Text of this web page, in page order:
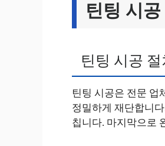
틴팅 시
틴팅 시공 절
틴팅 시공은 전문 업
정밀하게 재단합니
칩니다. 마지막으로